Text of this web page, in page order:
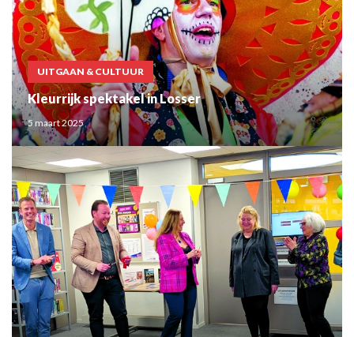
UITGAAN & CULTUUR
Kleurrijk spektakel in Losser
5 maart 2025